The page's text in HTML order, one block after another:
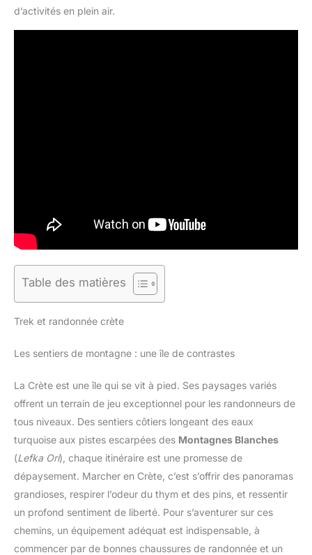
d’activités en plein air.
Table des matières
Trek et randonnée crète
Les sentiers de montagne : une île de contrastes
La Crète est une île qui se vit à pied. Ses paysages variés
offrent un terrain de jeu exceptionnel pour les randonneurs de
tous niveaux. Des sentiers côtiers longeant des eaux
turquoise aux pistes escarpées des Montagnes Blanches
(Lefka Ori), chaque itinéraire est une promesse de
dépaysement. Marcher en Crète, c’est s’offrir des panoramas
grandioses, respirer l’odeur du thym et des pins, et ressentir
un profond sentiment de liberté. Pour s’aventurer sur ces
chemins, un équipement adéquat est indispensable, à
commencer par de bonnes chaussures de randonnée et un